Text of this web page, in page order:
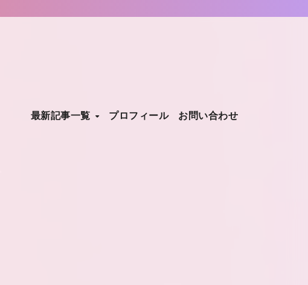
最新記事一覧 プロフィール お問い合わせ